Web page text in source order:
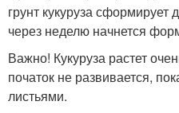
грунт кукуруза
через неделю начнется
Важно! Кукуруза растет
початок не развивается,
листьями.